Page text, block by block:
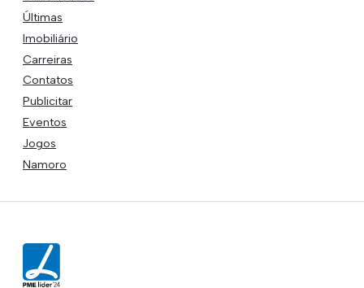
Últimas
Imobiliário
Carreiras
Contatos
Publicitar
Eventos
Jogos
Namoro